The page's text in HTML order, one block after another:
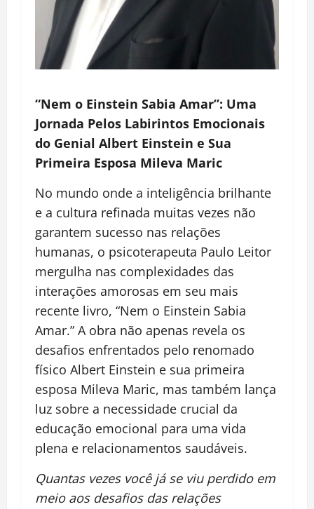
“Nem o Einstein Sabia Amar”: Uma
Jornada Pelos Labirintos Emocionais
do Genial Albert Einstein e Sua
Primeira Esposa Mileva Maric
No mundo onde a inteligência brilhante
e a cultura refinada muitas vezes não
garantem sucesso nas relações
humanas, o psicoterapeuta Paulo Leitor
mergulha nas complexidades das
interações amorosas em seu mais
recente livro, “Nem o Einstein Sabia
Amar.” A obra não apenas revela os
desafios enfrentados pelo renomado
físico Albert Einstein e sua primeira
esposa Mileva Maric, mas também lança
luz sobre a necessidade crucial da
educação emocional para uma vida
plena e relacionamentos saudáveis.
Quantas vezes você já se viu perdido em
meio aos desafios das relações